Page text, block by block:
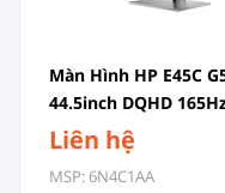
Màn Hình HP E45C
44.5inch DQHD
Cong 1500R
Liên hệ
MSP: 6N4C1AA